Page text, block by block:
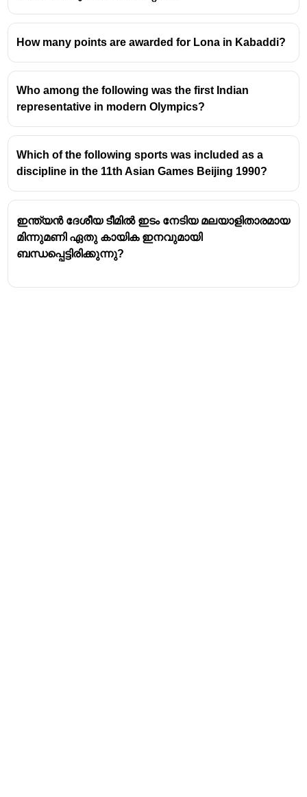
കേരളത്തിലെ ആദ്യത്തെ ഇ-സ്പോർട്‌സ്
കേന്ദ്രം കണ്ണൂർ ജില്ലയിലെതലശ്ശേരി വി.ആർ.
കോംപ്ലക്സിൽആണ് ആരംഭിക്കുന്നത്.
സ്പോർട്സ് കേരള ഫൗണ്ടേഷന്റെ (SKF)
ആഭിമുഖ്യത്തിലാണ് ഈ സംരംഭം. ഇ-
നൽകുന്നതിനും പ്രതിഭകളെ
വളർത്തിയെടുക്കുന്നതിനും ഇത്
സഹായിക്കുമെന്ന് പ്രതീക്ഷിക്കുന്നു
How many points are awarded for Lona in Kabaddi?
Who among the following was the first Indian
representative in modern Olympics?
Which of the following sports was included as a
discipline in the 11th Asian Games Beijing 1990?
ഇന്ത്യൻ ദേശീയ ടീമിൽ ഇടം നേടിയ മലയാളിതാരമായ
മിന്നുമണി ഏതു കായിക ഇനവുമായി
ബന്ധപ്പെട്ടിരിക്കുന്നു?